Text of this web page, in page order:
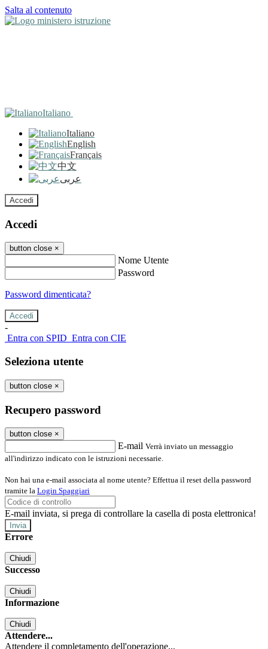
Salta al contenuto
Italiano
Italiano
English
Français
中文
عربى
Accedi
Accedi
button close ×
Nome Utente
Password
Password dimenticata?
-
Entra con SPID Entra con CIE
Seleziona utente
button close ×
Recupero password
button close ×
E-mail Verrà inviato un messaggio
all'indirizzo indicato con le istruzioni necessarie.
Non hai una e-mail associata al nome utente? Effettua il reset della password
tramite la Login Spaggiari
E-mail inviata, si prega di controllare la casella di posta elettronica!
Errore
Chiudi
Successo
Chiudi
Informazione
Chiudi
Attendere...
Attendere il completamento dell'operazione...